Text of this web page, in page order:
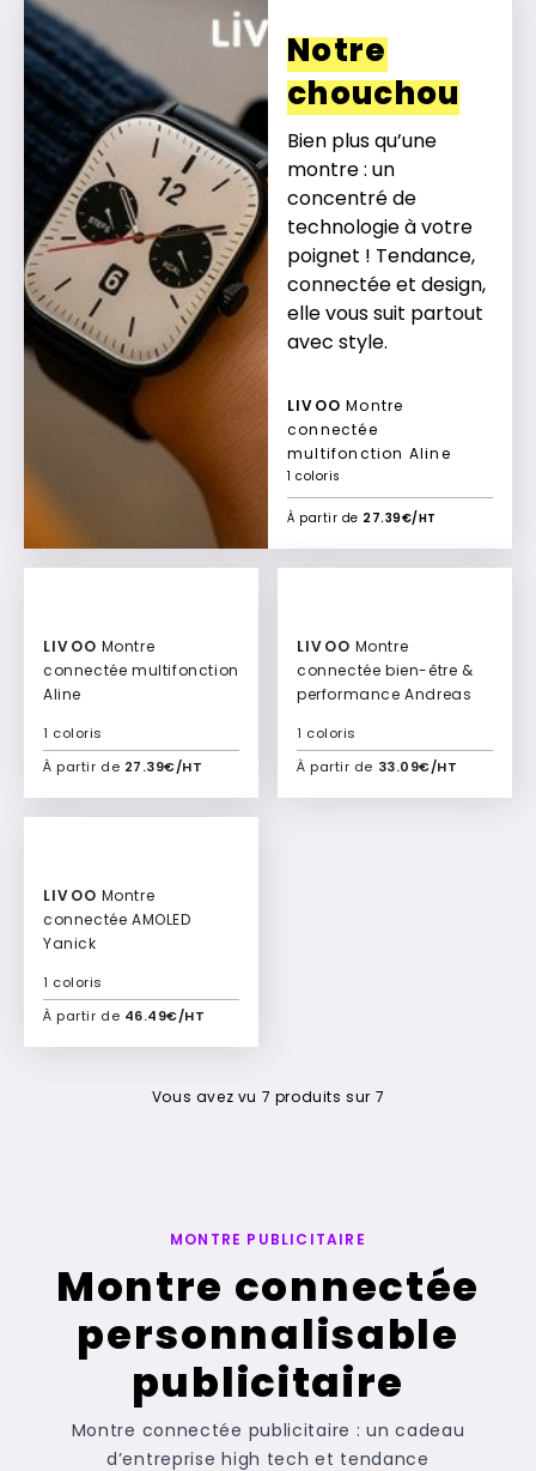
Notre
chouchou
Bien plus qu’une
montre : un
concentré de
technologie à votre
poignet ! Tendance,
connectée et design,
elle vous suit partout
avec style.
LIVOOMontre
connectée
multifonction Aline
À partir de 27.39€/HT
1 coloris
LIVOO
connectée multifonction
Aline
À partir de 27.39€/HT
1 coloris
Ajouter à mon devis
LIVOO
connectée bien-être &
performance Andreas
À partir de 33.09€/HT
1 coloris
Ajouter à mon devis
LIVOO
connectée AMOLED
Yanick
À partir de 46.49€/HT
1 coloris
Ajouter à mon devis
Vous avez vu 7 produits sur 7
MONTRE PUBLICITAIRE
Montre connectée
personnalisable
publicitaire
Montre connectée publicitaire : un cadeau
d’entreprise high tech et tendance